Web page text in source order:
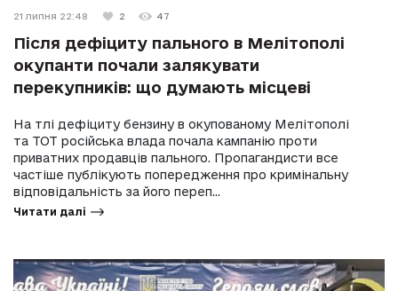
21 липня 22:48 2 47
Після дефіциту пального в Мелітополі
окупанти почали залякувати
перекупників: що думають місцеві
На тлі дефіциту бензину в окупованому Мелітополі
та ТОТ російська влада почала кампанію проти
приватних продавців пального. Пропагандисти все
частіше публікують попередження про кримінальну
відповідальність за його переп...
Читати далі